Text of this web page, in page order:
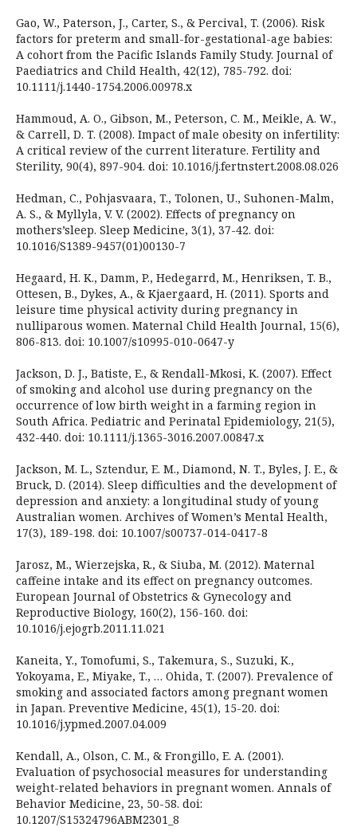
Gao, W., Paterson, J., Carter, S., & Percival, T. (2006). Risk
factors for preterm and small-for-gestational-age babies:
A cohort from the Pacific Islands Family Study. Journal of
Paediatrics and Child Health, 42(12), 785-792. doi:
10.1111/j.1440-1754.2006.00978.x
Hammoud, A. O., Gibson, M., Peterson, C. M., Meikle, A. W.,
& Carrell, D. T. (2008). Impact of male obesity on infertility:
A critical review of the current literature. Fertility and
Sterility, 90(4), 897-904. doi: 10.1016/j.fertnstert.2008.08.026
Hedman, C., Pohjasvaara, T., Tolonen, U., Suhonen-Malm,
A. S., & Myllyla, V. V. (2002). Effects of pregnancy on
mothers’sleep. Sleep Medicine, 3(1), 37-42. doi:
10.1016/S1389-9457(01)00130-7
Hegaard, H. K., Damm, P., Hedegarrd, M., Henriksen, T. B.,
Ottesen, B., Dykes, A., & Kjaergaard, H. (2011). Sports and
leisure time physical activity during pregnancy in
nulliparous women. Maternal Child Health Journal, 15(6),
806-813. doi: 10.1007/s10995-010-0647-y
Jackson, D. J., Batiste, E., & Rendall-Mkosi, K. (2007). Effect
of smoking and alcohol use during pregnancy on the
occurrence of low birth weight in a farming region in
South Africa. Pediatric and Perinatal Epidemiology, 21(5),
432-440. doi: 10.1111/j.1365-3016.2007.00847.x
Jackson, M. L., Sztendur, E. M., Diamond, N. T., Byles, J. E., &
Bruck, D. (2014). Sleep difficulties and the development of
depression and anxiety: a longitudinal study of young
Australian women. Archives of Women’s Mental Health,
17(3), 189-198. doi: 10.1007/s00737-014-0417-8
Jarosz, M., Wierzejska, R., & Siuba, M. (2012). Maternal
caffeine intake and its effect on pregnancy outcomes.
European Journal of Obstetrics & Gynecology and
Reproductive Biology, 160(2), 156-160. doi:
10.1016/j.ejogrb.2011.11.021
Kaneita, Y., Tomofumi, S., Takemura, S., Suzuki, K.,
Yokoyama, E., Miyake, T., … Ohida, T. (2007). Prevalence of
smoking and associated factors among pregnant women
in Japan. Preventive Medicine, 45(1), 15-20. doi:
10.1016/j.ypmed.2007.04.009
Kendall, A., Olson, C. M., & Frongillo, E. A. (2001).
Evaluation of psychosocial measures for understanding
weight-related behaviors in pregnant women. Annals of
Behavior Medicine, 23, 50-58. doi:
10.1207/S15324796ABM2301_8